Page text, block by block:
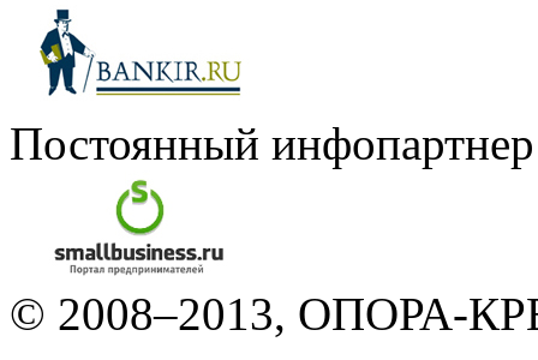
Постоянный инфопартнер
© 2008–2013, ОПОРА-